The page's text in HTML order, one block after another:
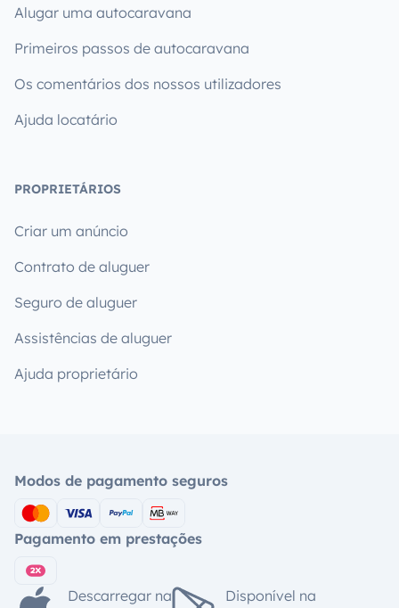
Alugar uma autocaravana
Primeiros passos de autocaravana
Os comentários dos nossos utilizadores
Ajuda locatário
PROPRIETÁRIOS
Criar um anúncio
Contrato de aluguer
Seguro de aluguer
Assistências de aluguer
Ajuda proprietário
Modos de pagamento seguros
Pagamento em prestações
Descarregar na Disponível na